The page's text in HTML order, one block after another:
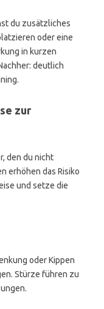
du zusätzliches
oder eine
in kurzen
deutlich
zur
den du nicht
erhöhen das Risiko
und setze die
oder Kippen
Stürze führen zu